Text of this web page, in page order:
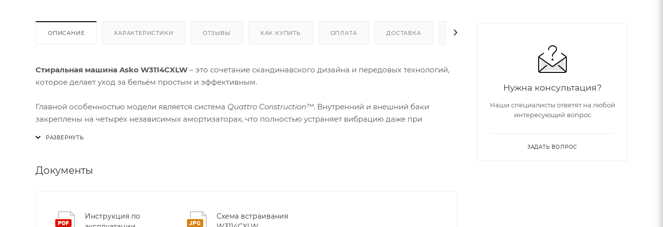
ОПИСАНИЕ ХАРАКТЕРИСТИКИ ОТЗЫВЫ КАК КУПИТЬ ОПЛАТА ДОСТАВКА ДОПОЛНИТЕЛЬНО
Стиральная машина Asko W3114CXLW – это сочетание скандинавского дизайна и передовых технологий,
которое делает уход за бельём простым и эффективным.
Главной особенностью модели является система Quattro Construction™. Внутренний и внешний баки
закреплены на четырёх независимых амортизаторах, что полностью устраняет вибрацию даже при
Уникальная дверца
Документы
Инструкция по
Схема встраивания
Нужна консультация?
Наши специалисты ответят на любой
интересующий вопрос
ЗАДАТЬ ВОПРОС